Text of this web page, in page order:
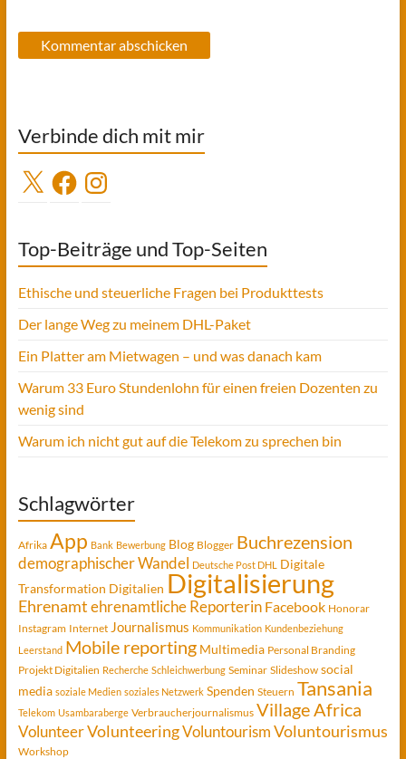
Verbinde dich mit mir
X FacebookInstagram
Top-Beiträge und Top-Seiten
Ethische und steuerliche Fragen bei Produkttests
Der lange Weg zu meinem DHL-Paket
Ein Platter am Mietwagen – und was danach kam
Warum 33 Euro Stundenlohn für einen freien Dozenten zu
wenig sind
Warum ich nicht gut auf die Telekom zu sprechen bin
Schlagwörter
Afrika App Bank Bewerbung Blog Blogger Buchrezension
demographischer Wandel Deutsche Post DHL
Digitale
Transformation Digitalien Digitalisierung
Ehrenamtehrenamtliche Reporterin Facebook Honorar
Instagram Internet Journalismus Kommunikation Kundenbeziehung
Leerstand Mobile reporting Multimedia Personal Branding
Projekt Digitalien Recherche Schleichwerbung Seminar Slideshow social
media soziale Medien soziales Netzwerk Spenden Steuern Tansania
Telekom Usambaraberge Verbraucherjournalismus Village Africa
VolunteerVolunteeringVoluntourismVoluntourismus
Workshop